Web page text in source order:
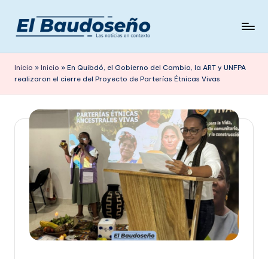
Saltar
contenido
e
ri
d
en
Inicio » Inicio » En Quibdó, el Gobierno del Cambio, la ART y UNFPA
realizaron el cierre del Proyecto de Parterías Étnicas Vivas